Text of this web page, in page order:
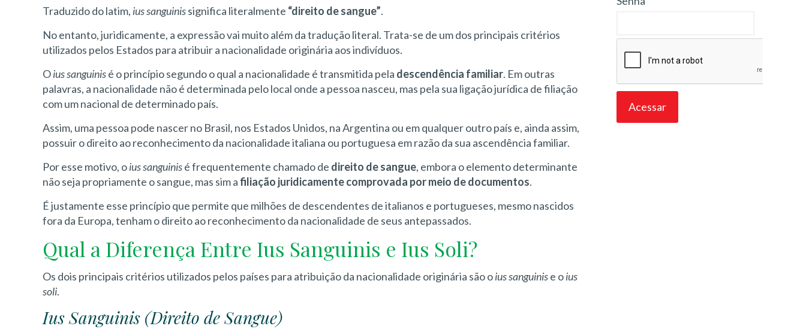
Traduzido do latim, ius sanguinissignifica literalmente “direito de sangue”.
No entanto, juridicamente, a expressão vai muito além da tradução literal. Trata-se de um dos principais critérios
utilizados pelos Estados para atribuir a nacionalidade originária aos indivíduos.
Oius sanguinisé o princípio segundo o qual a nacionalidade é transmitida pela descendência familiar. Em outras
palavras, a nacionalidade não é determinada pelo local onde a pessoa nasceu, mas pela sua ligação jurídica de filiação
com um nacional de determinado país.
Assim, uma pessoa pode nascer no Brasil, nos Estados Unidos, na Argentina ou em qualquer outro país e, ainda assim,
possuir o direito ao reconhecimento da nacionalidade italiana ou portuguesa em razão da sua ascendência familiar.
Por esse motivo, oius sanguinisé frequentemente chamado de direito de sangue, embora o elemento determinante
não seja propriamente o sangue, mas sim afiliação juridicamente comprovada por meio de documentos.
É justamente esse princípio que permite que milhões de descendentes de italianos e portugueses, mesmo nascidos
fora da Europa, tenham o direito ao reconhecimento da nacionalidade de seus antepassados.
Qual a Diferença Entre Ius Sanguinis e Ius Soli?
Os dois principais critérios utilizados pelos países para atribuição da nacionalidade originária são oius sanguinise oius
soli.
Ius Sanguinis (Direito de Sangue)